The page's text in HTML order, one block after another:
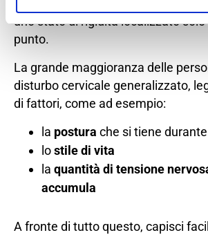
uno stato di rigidità localizzato solo
punto.
La grande maggioranza delle
disturbo cervicale generalizzato,
di fattori, come ad esempio:
la postura che si tiene
lostile di vita
la quantità di tensione
accumula
A fronte di tutto questo, capisci